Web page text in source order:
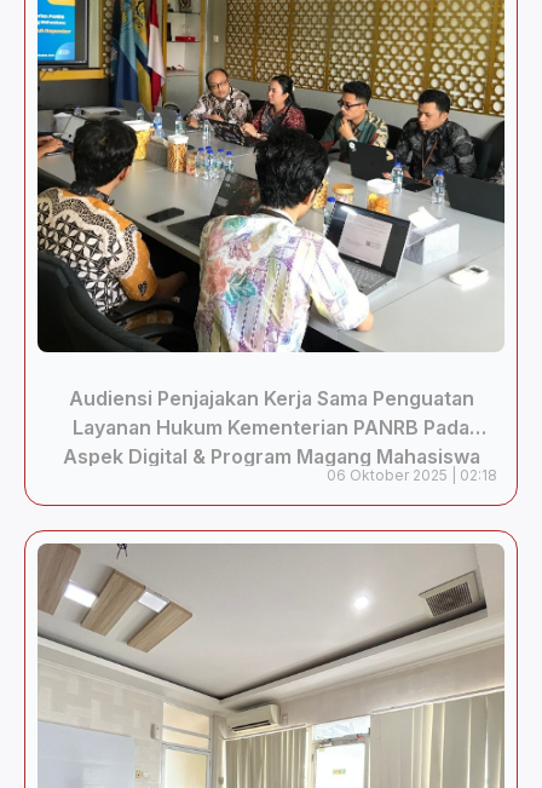
Audiensi Penjajakan Kerja Sama Penguatan
Layanan Hukum Kementerian PANRB Pada
Aspek Digital & Program Magang Mahasiswa
06 Oktober 2025 | 02:18